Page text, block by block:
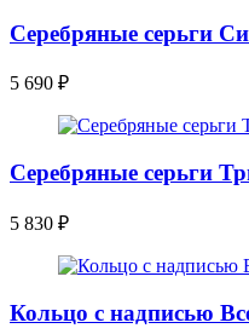
Серебряные серьги
5 690 ₽
Серебряные серьги
5 830 ₽
Кольцо с надписью